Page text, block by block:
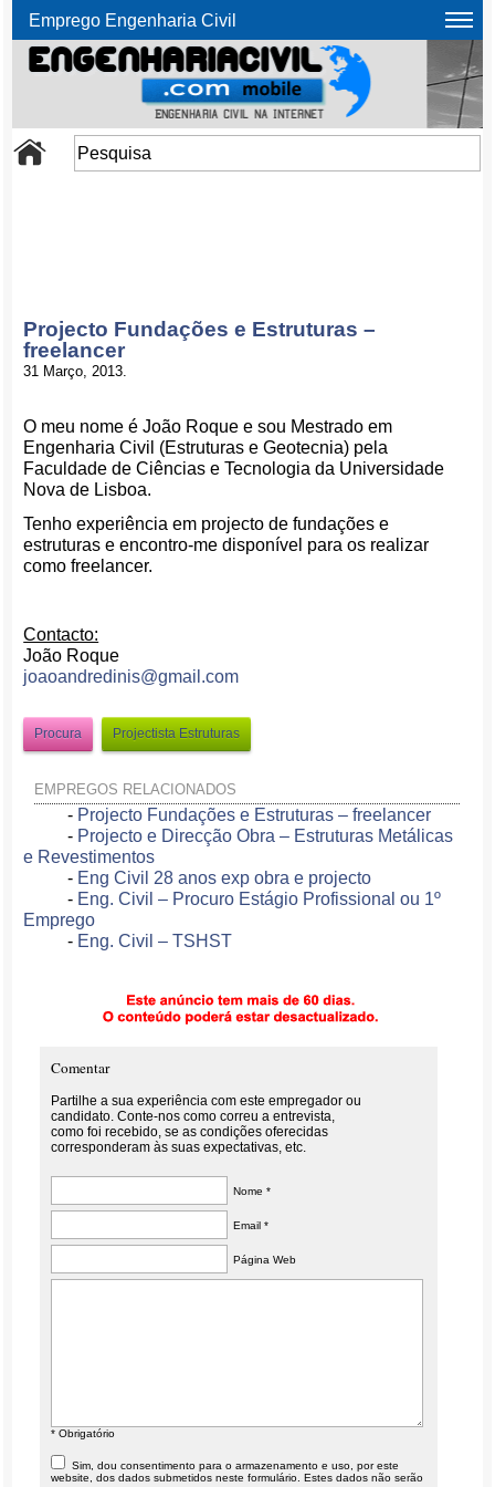
Emprego Engenharia Civil
Projecto Fundações e Estruturas –
freelancer
31 Março, 2013.
O meu nome é João Roque e sou Mestrado em
Engenharia Civil (Estruturas e Geotecnia) pela
Faculdade de Ciências e Tecnologia da Universidade
Nova de Lisboa.
Tenho experiência em projecto de fundações e
estruturas e encontro-me disponível para os realizar
como freelancer.
Contacto:
João Roque
joaoandredinis@gmail.com
Procura Projectista Estruturas
EMPREGOS RELACIONADOS
- Projecto Fundações e Estruturas – freelancer
- Projecto e Direcção Obra – Estruturas Metálicas
e Revestimentos
- Eng Civil 28 anos exp obra e projecto
- Eng. Civil – Procuro Estágio Profissional ou 1º
Emprego
- Eng. Civil – TSHST
Comentar
Partilhe a sua experiência com este empregador ou
candidato. Conte-nos como correu a entrevista,
como foi recebido, se as condições oferecidas
corresponderam às suas expectativas, etc.
Nome *
Email *
Página Web
* Obrigatório
Sim, dou consentimento para o armazenamento e uso, por este
website, dos dados submetidos neste formulário. Estes dados não serão